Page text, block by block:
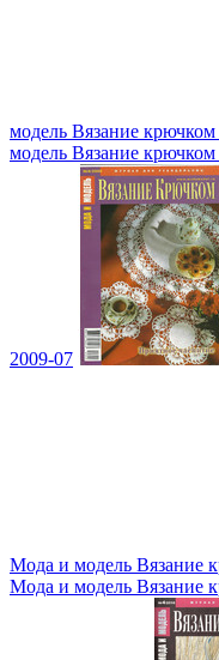
модель Вязание крючком
модель Вязание
2009-07
Мода и модель Вязание
Мода и модель Вязание